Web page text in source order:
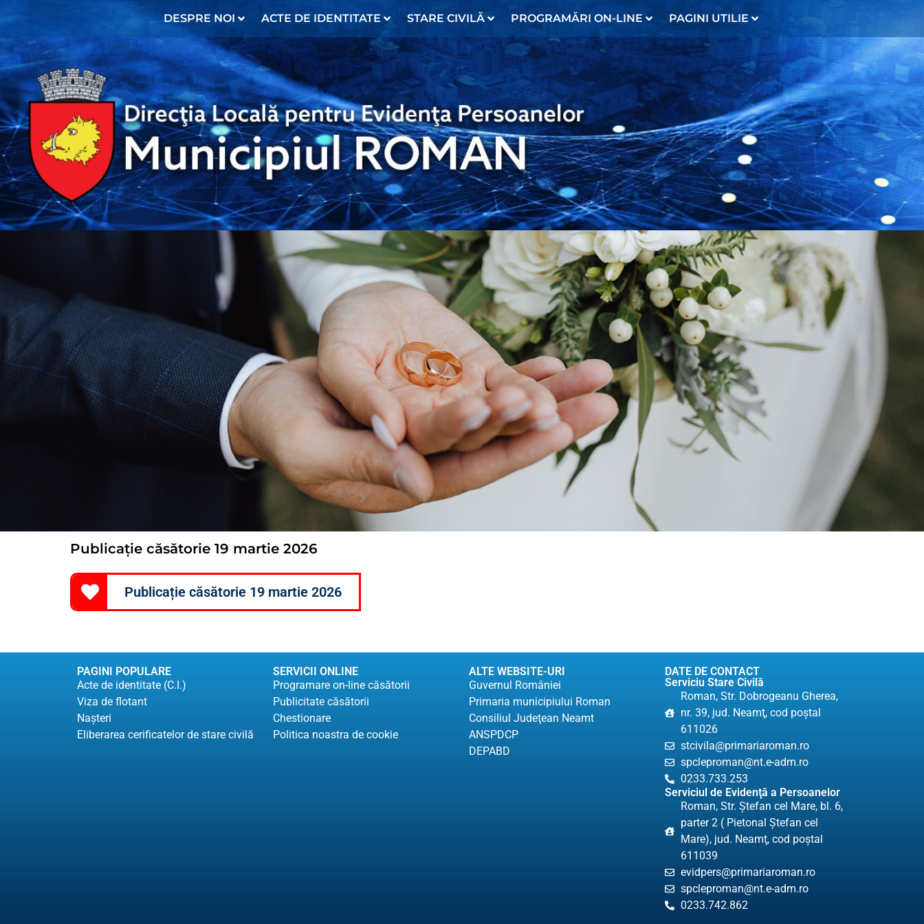
DESPRE NOI ACTE DE IDENTITATE STARE CIVILĂ PROGRAMĂRI ON-LINE PAGINI UTILIE
Publicație căsătorie 19 martie 2026
Publicație căsătorie 19 martie 2026
PAGINI POPULARE
Acte de identitate (C.I.)
Viza de flotant
Naşteri
Eliberarea cerificatelor de stare civilă
SERVICII ONLINE
Programare on-line căsătorii
Publicitate căsătorii
Chestionare
Politica noastra de cookie
ALTE WEBSITE-URI
Guvernul României
Primaria municipiului Roman
Consiliul Judeţean Neamt
ANSPDCP
DEPABD
DATE DE CONTACT
Serviciu Stare Civilă
Roman, Str. Dobrogeanu Gherea,
nr. 39, jud. Neamţ, cod poştal
611026
stcivila@primariaroman.ro
spcleproman@nt.e-adm.ro
0233.733.253
Serviciul de Evidenţă a Persoanelor
Roman, Str. Ştefan cel Mare, bl. 6,
parter 2 ( Pietonal Ștefan cel
Mare), jud. Neamţ, cod poştal
611039
evidpers@primariaroman.ro
spcleproman@nt.e-adm.ro
0233.742.862